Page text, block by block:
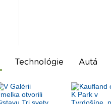
Technológie Autá